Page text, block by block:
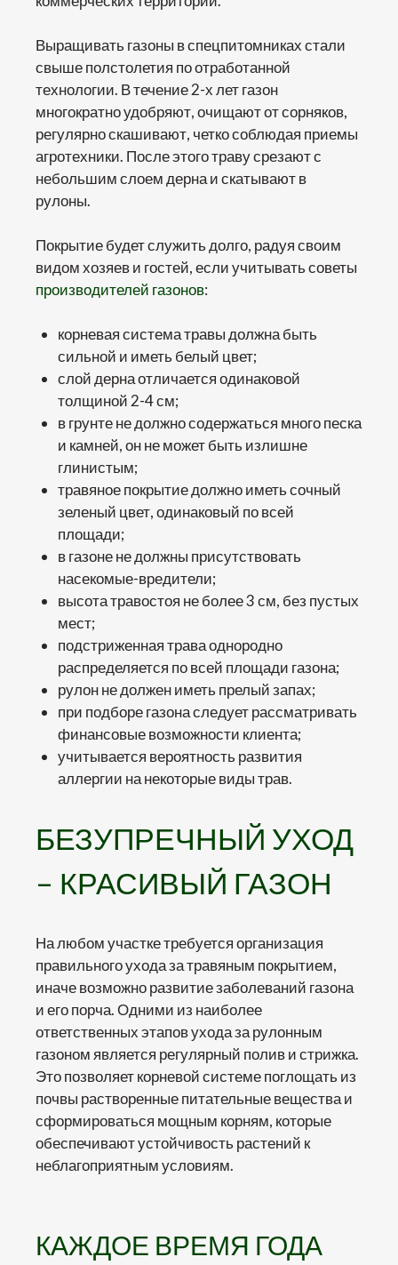
Выращивать газоны в спецпитомниках стали
свыше полстолетия по отработанной
технологии. В течение 2-х лет газон
многократно удобряют, очищают от сорняков,
регулярно скашивают, четко соблюдая приемы
агротехники. После этого траву срезают с
небольшим слоем дерна и скатывают в
рулоны.
Покрытие будет служить долго, радуя своим
видом хозяев и гостей, если учитывать советы
производителей газонов:
корневая система травы должна быть
сильной и иметь белый цвет;
слой дерна отличается одинаковой
толщиной 2-4 см;
в грунте не должно содержаться много песка
и камней, он не может быть излишне
глинистым;
травяное покрытие должно иметь сочный
зеленый цвет, одинаковый по всей
площади;
в газоне не должны присутствовать
насекомые-вредители;
высота травостоя не более 3 см, без пустых
мест;
подстриженная трава однородно
распределяется по всей площади газона;
рулон не должен иметь прелый запах;
при подборе газона следует рассматривать
финансовые возможности клиента;
учитывается вероятность развития
аллергии на некоторые виды трав.
БЕЗУПРЕЧНЫЙ УХОД
– КРАСИВЫЙ ГАЗОН
На любом участке требуется организация
правильного ухода за травяным покрытием,
иначе возможно развитие заболеваний газона
и его порча. Одними из наиболее
ответственных этапов ухода за рулонным
газоном является регулярный полив и стрижка.
Это позволяет корневой системе поглощать из
почвы растворенные питательные вещества и
сформироваться мощным корням, которые
обеспечивают устойчивость растений к
неблагоприятным условиям.
КАЖДОЕ ВРЕМЯ ГОДА